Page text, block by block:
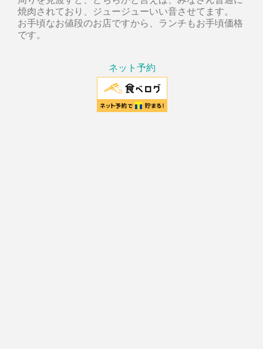
焼肉されており、ジュージューいい音させてます。
お手頃なお値段のお店ですから、ランチもお手頃価格
です。
ネット予約